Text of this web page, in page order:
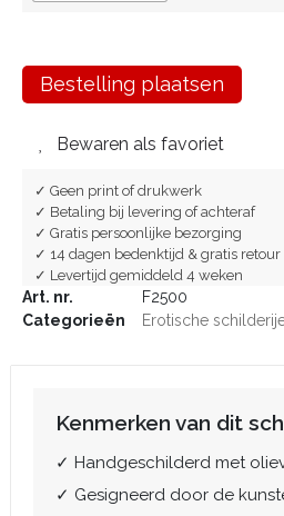
Bestelling plaatsen
Bewaren als favoriet
✓ Geen print of drukwerk
✓ Betaling bij levering of achteraf
✓ Gratis persoonlijke bezorging
✓ 14 dagen bedenktijd & gratis retour
✓ Levertijd gemiddeld 4 weken
Art. nr.
F2500
Categorieën
Erotische
Kenmerken van dit
✓ Handgeschilderd met
✓ Gesigneerd door de